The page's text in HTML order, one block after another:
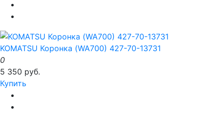
KOMATSU Коронка (WA700) 427-70-13731
0
5 350 руб.
Купить